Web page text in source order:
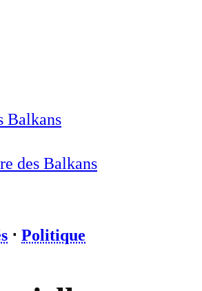
Balkans
des Balkans
⋅ Politique